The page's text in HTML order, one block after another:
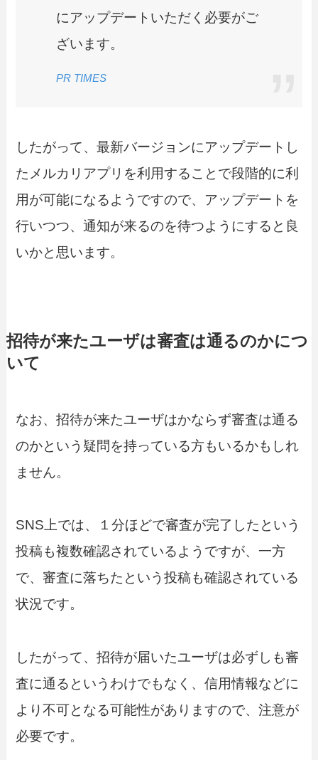
にアップデートいただく必要がご
ざいます。
PR TIMES
したがって、最新バージョンにアップデートし
たメルカリアプリを利用することで段階的に利
用が可能になるようですので、アップデートを
行いつつ、通知が来るのを待つようにすると良
いかと思います。
招待が来たユーザは審査は通るのかにつ
いて
なお、招待が来たユーザはかならず審査は通る
のかという疑問を持っている方もいるかもしれ
ません。
SNS上では、１分ほどで審査が完了したという
投稿も複数確認されているようですが、一方
で、審査に落ちたという投稿も確認されている
状況です。
したがって、招待が届いたユーザは必ずしも審
査に通るというわけでもなく、信用情報などに
より不可となる可能性がありますので、注意が
必要です。